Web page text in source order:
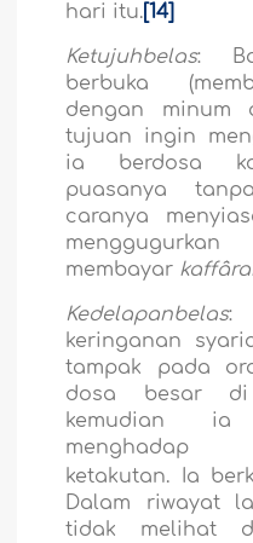
hari itu. [14]
Ketujuhbelas:
berbuka
dengan minum
tujuan ingin
ia berdosa
puasanya
caranya
membayar
Kedelapanbelas:
keringanan
tampak pada
dosa besar di
kemudian
ketakutan. Ia
Dalam riwayat
tidak melihat